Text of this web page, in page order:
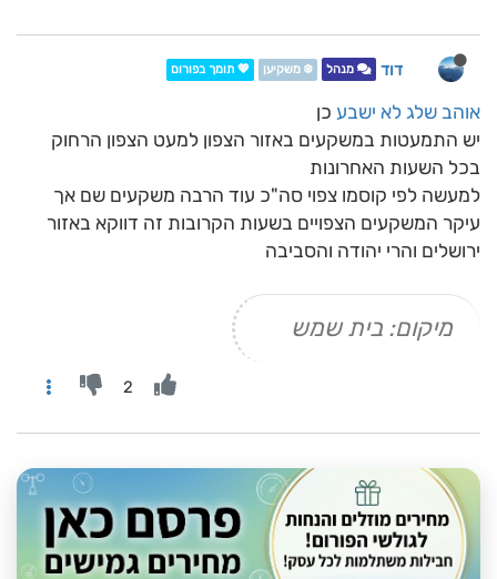
דוד מנהל ❄️ משקיען 💖 תומך בפורום
אוהב שלג לא ישבע כן
יש התמעטות במשקעים באזור הצפון למעט הצפון הרחוק
בכל השעות האחרונות
למעשה לפי קוסמו צפוי סה"כ עוד הרבה משקעים שם אך
עיקר המשקעים הצפויים בשעות הקרובות זה דווקא באזור
ירושלים והרי יהודה והסביבה
מיקום: בית שמש
2